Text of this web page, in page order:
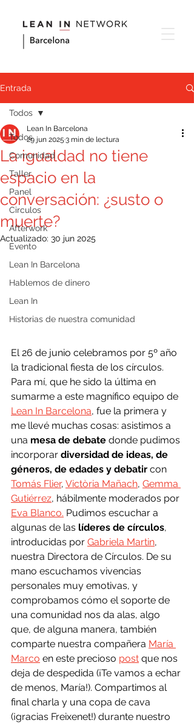
Entrada
Todos
Comunidad
Taller
Panel
Circulos
Afterwork
Evento
Lean In Barcelona
Hablemos de dinero
Lean In
Historias de nuestra comunidad
Todos
La igualdad no tiene
espacio en la
conversación: ¿susto o
muerte?
Lean In Barcelona
29 jun 2025 3 min de lectura
Actualizado: 30 jun 2025
El 26 de junio celebramos por 5º año
la tradicional fiesta de los círculos.
Para mí, que he sido la última en
sumarme a este magnífico equipo de
Lean In Barcelona, fue la primera y
me llevé muchas cosas: asistimos a
una mesa de debate donde pudimos
incorporar diversidad de ideas, de
géneros, de edades y debatir con
Tomás Flier, Victòria Mañach, Gemma
Gutiérrez, hábilmente moderados por
Eva Blanco. Pudimos escuchar a
algunas de las líderes de círculos,
introducidas por Gabriela Martin,
nuestra Directora de Círculos. De su
mano escuchamos vivencias
personales muy emotivas, y
comprobamos cómo el soporte de
una comunidad nos da alas, algo
que, de alguna manera, también
comparte nuestra compañera María
Marco en este precioso post que nos
deja de despedida (¡Te vamos a echar
de menos, María!). Compartimos al
final charla y una copa de cava
(¡gracias Freixenet!) durante nuestro